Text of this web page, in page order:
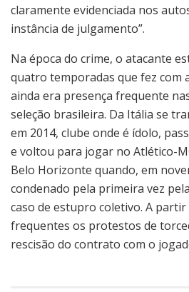
claramente evidenciada nos
instância de julgamento”.
Na época do crime, o atacante
quatro temporadas que fez com
ainda era presença frequente
seleção brasileira. Da Itália se
em 2014, clube onde é ídolo,
e voltou para jogar no Atlético-
Belo Horizonte quando, em
condenado pela primeira vez
caso de estupro coletivo. A partir
frequentes os protestos de
rescisão do contrato com o